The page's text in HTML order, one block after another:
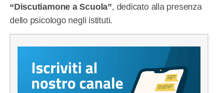
“Discutiamone a Scuola”, dedicato alla presenza
dello psicologo negli istituti.